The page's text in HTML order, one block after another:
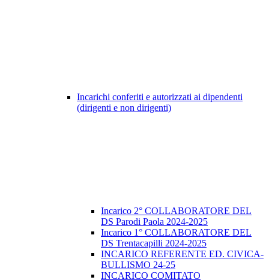
Incarichi conferiti e autorizzati ai dipendenti
(dirigenti e non dirigenti)
Incarico 2° COLLABORATORE DEL
DS Parodi Paola 2024-2025
Incarico 1° COLLABORATORE DEL
DS Trentacapilli 2024-2025
INCARICO REFERENTE ED. CIVICA-
BULLISMO 24-25
INCARICO COMITATO